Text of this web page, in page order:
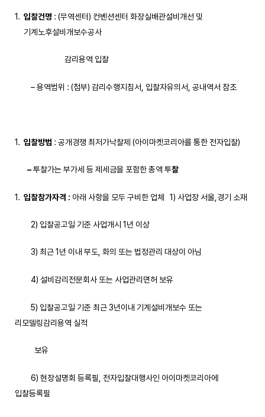
입찰건명 : (무역센터) 컨벤션센터 화장실배관설비개선 및
기계노후설비개보수공사
감리용역 입찰
– 용역범위 : (첨부) 감리수행지침서, 입찰자유의서, 공내역서 참조
입찰방법 : 공개경쟁 최저가낙찰제 (아이마켓코리아를 통한 전자입찰)
–투찰가는 부가세 등 제세금을 포함한 총액 투찰
입찰참가자격 : 아래 사항을 모두 구비한 업체 1) 사업장 서울,경기 소재
2) 입찰공고일 기준 사업개시 1년 이상
3) 최근 1년 이내 부도, 화의 또는 법정관리 대상이 아님
4) 설비감리전문회사 또는 사업관리면허 보유
5) 입찰공고일 기준 최근 3년이내 기계설비개보수 또는
리모델링감리용역 실적
보유
6) 현장설명회 등록필, 전자입찰대행사인 아이마켓코리아에
입찰등록필